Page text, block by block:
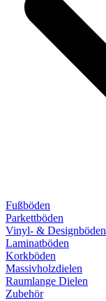
Fußböden
Parkettböden
Vinyl- & Designböden
Laminatböden
Korkböden
Massivholzdielen
Raumlange Dielen
Zubehör